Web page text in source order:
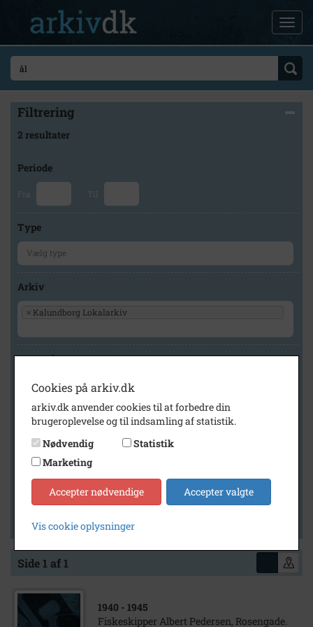
Filtrering
2 resultater
Periode
Fra Til
Type
Arkiv
× Kalundborg Lokalarkiv
Geografi
Generelt
Vis kun med billeder
Vis kun med filmklip
Vis kun med lydklip
Vis kun med kilder
Vis kun med geo-tag
Side 1 af 1
1940 - 1945
Fiskeskipper Albert Pedersen, Rosengade.
Cookies på arkiv.dk
arkiv.dk anvender cookies til at forbedre din
brugeroplevelse og til indsamling af statistik.
Nødvendig
Statistik
Marketing
Accepter nødvendige Accepter valgte
Vis cookie oplysninger